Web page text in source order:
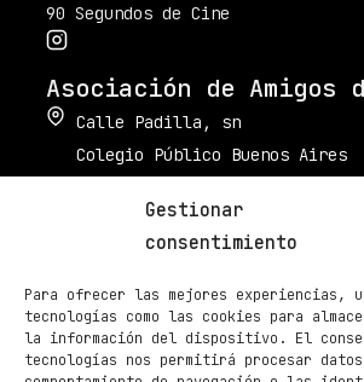
Gestionar
consentimiento
Para ofrecer las mejores experiencias,
tecnologías como las cookies para
la información del dispositivo. El
tecnologías nos permitirá procesar
90 Segundos de Cine
Asociación de Amigos
Calle Padilla, sn
Colegio Público Buenos Aires
Taquilla de Cines Ortega
979 70 70 88